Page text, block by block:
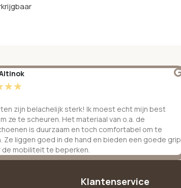
☆☆
zijn belachelijk sterk! Ik moest echt mijn best
ze te scheuren. Het materiaal van o.a. de
is duurzaam en toch comfortabel om te
Ze liggen goed in de hand en bieden een goede grip
de mobiliteit te beperken.
Klantenservice